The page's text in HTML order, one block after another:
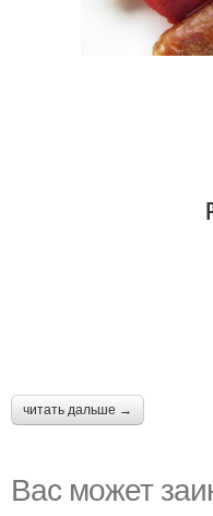
читать дальше →
Вас может